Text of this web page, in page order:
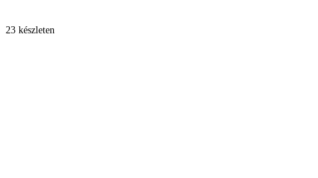
23 készleten